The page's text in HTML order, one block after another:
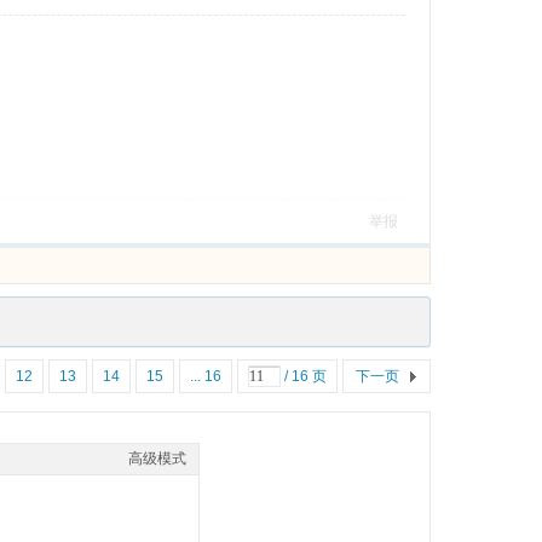
举报
12 13 14 15 ... 16 / 16 页 下一页
高级模式